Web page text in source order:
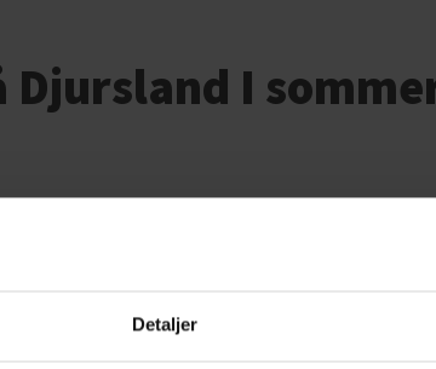
Detaljer
I
vandet og inde i landet, blandt andet i Mols
flere store skovområder, eller man kan vandre ad
gammel skov, som hver især er en speciel
cykle ad Molsruten eller tage